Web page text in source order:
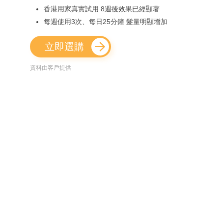
香港用家真實試用 8週後效果已經顯著
每週使用3次、每日25分鐘 髮量明顯增加
立即選購
資料由客戶提供